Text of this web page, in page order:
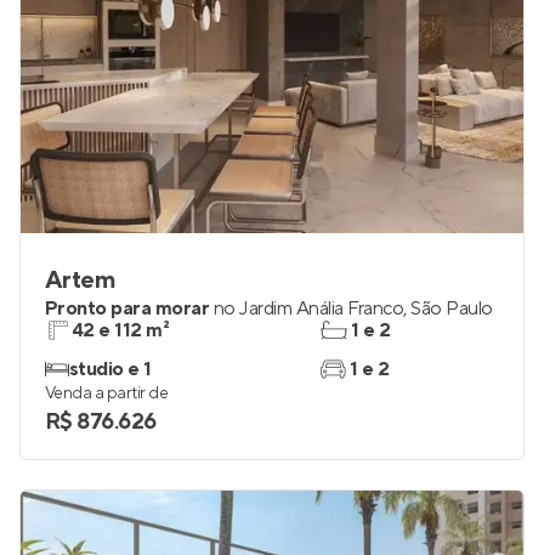
Artem
Pronto para morar no Jardim Anália Franco,São Paulo
42 e 112 m²
studio e 1
1 e 2
1 e 2
Venda a partir de
R$ 876.626